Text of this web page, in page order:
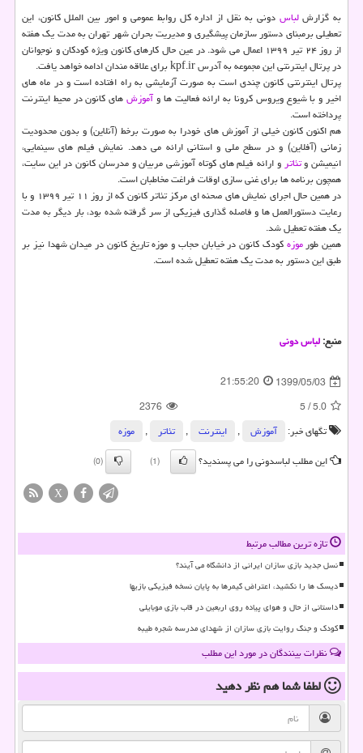
به گزارشلباس دونی به نقل از اداره کل روابط عمومی و امور بین الملل کانون، این
تعطیلی برمبنای دستور سازمان پیشگیری و مدیریت بحران شهر تهران به مدت یک هفته
از روز ۲۴ تیر ۱۳۹۹ اعمال می شود. در عین حال کارهای کانون ویژه کودکان و نوجوانان
در پرتال اینترنتی این مجموعه به آدرس kpf.ir برای علاقه مندان ادامه خواهد یافت.
پرتال اینترنتی کانون چندی است به صورت آزمایشی به راه افتاده است و در ماه های
اخیر و با شیوع ویروس کرونا به ارائه فعالیت ها وآموزشهای کانون در محیط اینترنت
پرداخته است.
هم اکنون کانون خیلی از آموزش های خودرا به صورت برخط (آنلاین) و بدون محدودیت
زمانی (آفلاین) و در سطح ملی و استانی ارائه می دهد. نمایش فیلم های سینمایی،
انیمیشن وتئاتر و ارائه فیلم های کوتاه آموزشی مربیان و مدرسان کانون در این سایت،
همچون برنامه ها برای غنی سازی اوقات فراغت مخاطبان است.
در همین حال اجرای نمایش های صحنه ای مرکز تئاتر کانون که از روز ۱۱ تیر ۱۳۹۹ و با
رعایت دستورالعمل ها و فاصله گذاری فیزیکی از سر گرفته شده بود، بار دیگر به مدت
یک هفته تعطیل شد.
همین طورموزهکودک کانون در خیابان حجاب و موزه تاریخ کانون در میدان شهدا نیز بر
طبق این دستور به مدت یک هفته تعطیل شده است.
منبع:لباس دونی
1399/05/03
21:55:20
5.0
/
5
2376
تگهای خبر:
آموزش , اینترنت , تئاتر ,
موزه
این مطلب لباسدونی را می پسندید؟
(1)
(0)
X
تازه ترین مطالب مرتبط
نسل جدید بازی سازان ایرانی از دانشگاه می آیند؟
دیسک ها را نکشید، اعتراض گیمرها به پایان نسخه فیزیکی بازیها
داستانی از حال و هوای پیاده روی اربعین در قاب بازی موبایلی
کودک و جنگ روایت بازی سازان از شهدای مدرسه شجره طیبه
نظرات بینندگان در مورد این مطلب
لطفا شما همنظر دهید